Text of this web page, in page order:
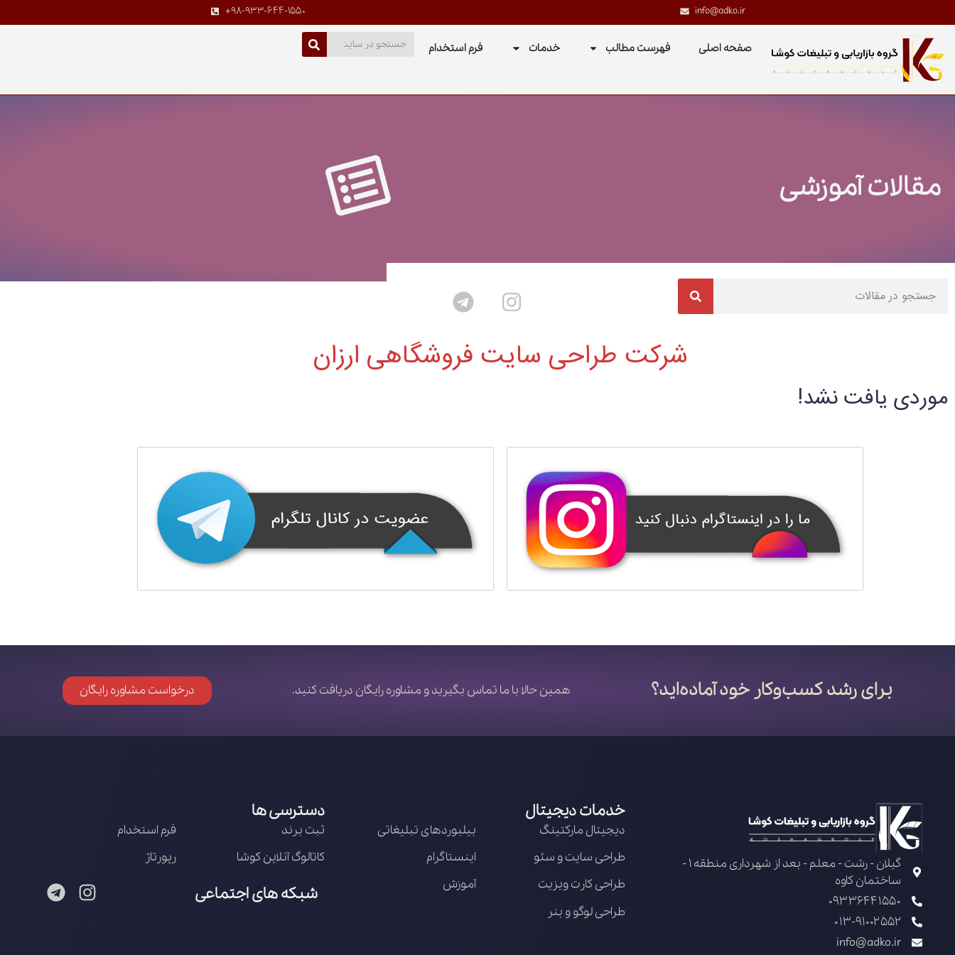
info@adko.ir
+98-933-644-1550
صفحه اصلی فهرست مطالب خدمات فرم استخدام
مقالات آموزشی
شرکت طراحی سایت فروشگاهی ارزان
موردی یافت نشد!
برای رشد کسب‌وکار خود آماده‌اید؟ همین حالا با ما تماس بگیرید و مشاوره رایگان دریافت کنید. درخواست مشاوره رایگان
گیلان - رشت - معلم - بعد از شهرداری منطقه 1 -
ساختمان کاوه
09336441550
013-91002552
info@adko.ir
خدمات دیجیتال
دیجیتال مارکتینگ
طراحی سایت و سئو
طراحی کارت ویزیت
طراحی لوگو و بنر
بیلبوردهای تبلیغاتی
اینستاگرام
آموزش
دسترسی ها
ثبت برند
کاتالوگ آنلاین کوشا
فرم استخدام
رپورتاژ
شبکه های اجتماعی